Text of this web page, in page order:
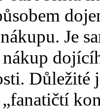
Je
Důležité